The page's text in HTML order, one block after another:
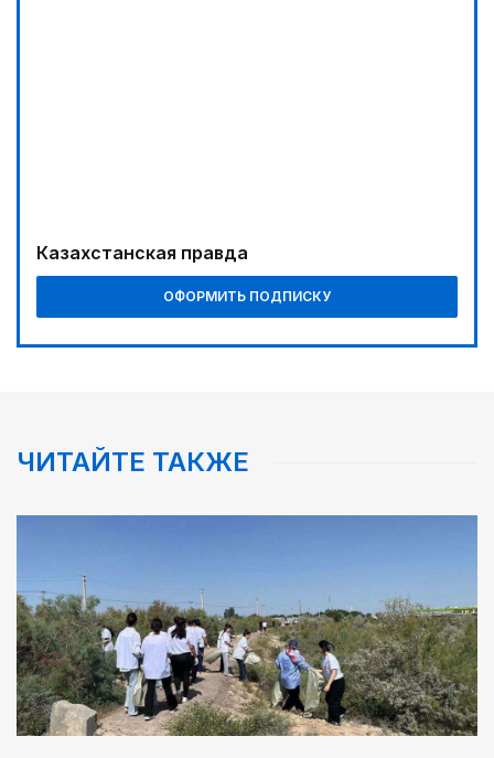
Казахстанская правда
ОФОРМИТЬ ПОДПИСКУ
ЧИТАЙТЕ ТАКЖЕ